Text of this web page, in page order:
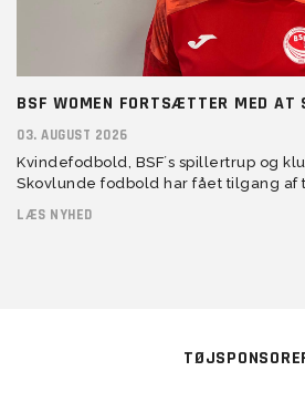
BSF WOMEN FORTSÆTTER MED AT
03. AUGUST 2026
Kvindefodbold, BSF´s spillertrup og
Skovlunde fodbold har fået tilgang af
LÆS NYHED